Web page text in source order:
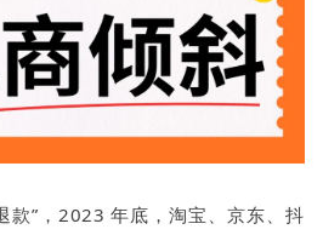
款”，2023 年底，淘宝、京东、抖